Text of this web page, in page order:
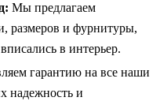
Мы предлагаем
размеров и фурнитуры,
в интерьер.
гарантию на все наши
надежность и